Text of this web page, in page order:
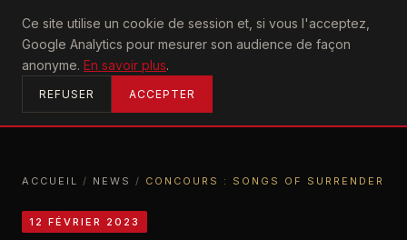
Ce site utilise un cookie de session et, si vous l'acceptez,
Google Analytics pour mesurer son audience de façon
anonyme. En savoir plus.
REFUSER ACCEPTER
U2achtung
ACCUEIL
ACCUEIL / NEWS / CONCOURS : SONGS OF SURRENDER
12 FÉVRIER 2023